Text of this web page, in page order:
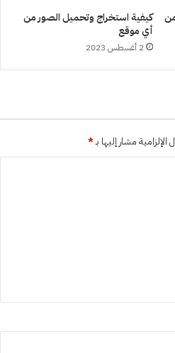
كيفية استخراج وتحميل الصور من
أي موقع
2 أغسطس 2023
الإلزامية مشار إليها بـ*